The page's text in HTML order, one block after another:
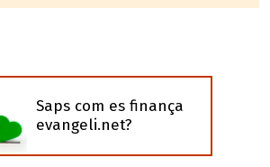
Saps com es finança
evangeli.net?